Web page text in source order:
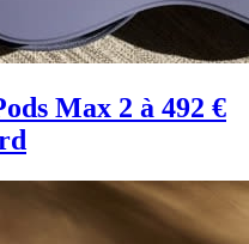
Max 2 à 492 €